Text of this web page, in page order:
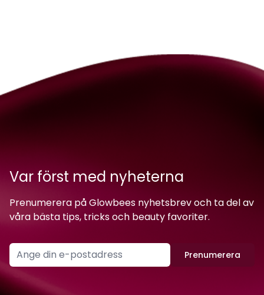
Var först med nyheterna
Prenumerera på Glowbees nyhetsbrev och ta del av
våra bästa tips, tricks och beauty favoriter.
Prenumerera